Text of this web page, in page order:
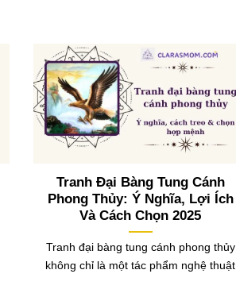
Tranh Đại Bàng Tung Cánh
Phong Thủy: Ý Nghĩa, Lợi Ích
Và Cách Chọn 2025
Tranh đại bàng tung cánh phong thủy
không chỉ là một tác phẩm nghệ thuật